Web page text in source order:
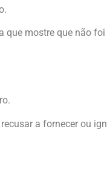
que mostre que não
a fornecer ou